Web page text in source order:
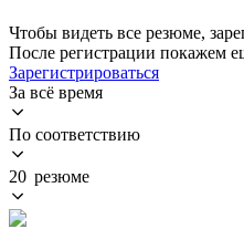
Чтобы видеть все резюме,
После регистрации покажем
Зарегистрироваться
За всё время
По соответствию
20 резюме